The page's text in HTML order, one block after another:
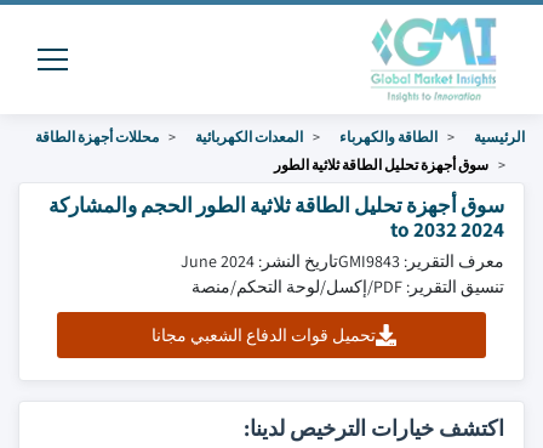
الرئيسية الطاقة والكهرباء المعدات الكهربائية
محللات أجهزة الطاقة
سوق أجهزة تحليل الطاقة ثلاثية الطور
سوق أجهزة تحليل الطاقة ثلاثية الطور الحجم والمشاركة
2024 to 2032
معرف التقرير: GMI9843
تاريخ النشر: June 2024
تنسيق التقرير: PDF/إكسل/لوحة التحكم/منصة
تحميل قوات الدفاع الشعبي مجانا
اكتشف خيارات الترخيص لدينا: